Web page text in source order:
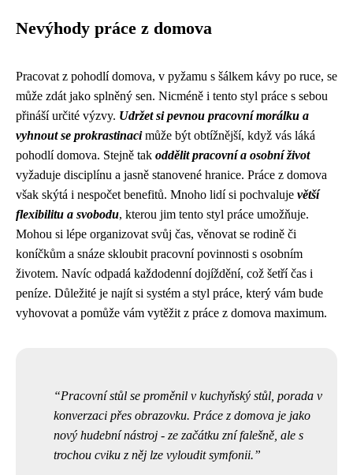
Nevýhody práce z domova
Pracovat z pohodlí domova, v pyžamu s šálkem kávy po ruce, se
může zdát jako splněný sen. Nicméně i tento styl práce s sebou
přináší určité výzvy. Udržet si pevnou pracovní morálku a
vyhnout se prokrastinacimůže být obtížnější, když vás láká
pohodlí domova. Stejně tak oddělit pracovní a osobní život
vyžaduje disciplínu a jasně stanovené hranice. Práce z domova
však skýtá i nespočet benefitů. Mnoho lidí si pochvaluje větší
flexibilitu a svobodu, kterou jim tento styl práce umožňuje.
Mohou si lépe organizovat svůj čas, věnovat se rodině či
koníčkům a snáze skloubit pracovní povinnosti s osobním
životem. Navíc odpadá každodenní dojíždění, což šetří čas i
peníze. Důležité je najít si systém a styl práce, který vám bude
vyhovovat a pomůže vám vytěžit z práce z domova maximum.
Pracovní stůl se proměnil v kuchyňský stůl, porada v
konverzaci přes obrazovku. Práce z domova je jako
nový hudební nástroj - ze začátku zní falešně, ale s
trochou cviku z něj lze vyloudit symfonii.